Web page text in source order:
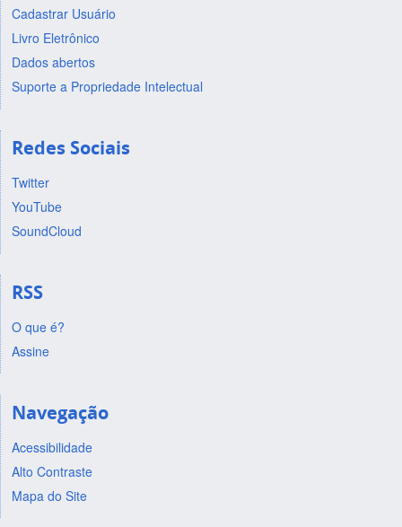
Cadastrar Usuário
Livro Eletrônico
Dados abertos
Suporte a Propriedade Intelectual
Redes Sociais
Twitter
YouTube
SoundCloud
RSS
O que é?
Assine
Navegação
Acessibilidade
Alto Contraste
Mapa do Site